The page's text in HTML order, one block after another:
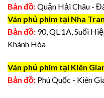
Bản đồ:Quận Hải Châu -
Ván phủ phim tại Nha
Bản đồ: 90, QL 1A, Suối
Khánh Hòa
Ván phủ phim tại Kiên
Bản đồ: Phú Quốc - Kiên